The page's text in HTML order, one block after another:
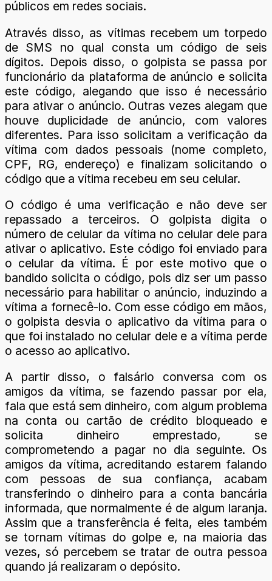
públicos em redes sociais.
Através disso, as vítimas recebem um torpedo
de SMS no qual consta um código de seis
dígitos. Depois disso, o golpista se passa por
funcionário da plataforma de anúncio e solicita
este código, alegando que isso é necessário
para ativar o anúncio. Outras vezes alegam que
houve duplicidade de anúncio, com valores
diferentes. Para isso solicitam a verificação da
vítima com dados pessoais (nome completo,
CPF, RG, endereço) e finalizam solicitando o
código que a vítima recebeu em seu celular.
O código é uma verificação e não deve ser
repassado a terceiros. O golpista digita o
número de celular da vítima no celular dele para
ativar o aplicativo. Este código foi enviado para
o celular da vítima. É por este motivo que o
bandido solicita o código, pois diz ser um passo
necessário para habilitar o anúncio, induzindo a
vítima a fornecê-lo. Com esse código em mãos,
o golpista desvia o aplicativo da vítima para o
que foi instalado no celular dele e a vítima perde
o acesso ao aplicativo.
A partir disso, o falsário conversa com os
amigos da vítima, se fazendo passar por ela,
fala que está sem dinheiro, com algum problema
na conta ou cartão de crédito bloqueado e
solicita dinheiro emprestado, se
comprometendo a pagar no dia seguinte. Os
amigos da vítima, acreditando estarem falando
com pessoas de sua confiança, acabam
transferindo o dinheiro para a conta bancária
informada, que normalmente é de algum laranja.
Assim que a transferência é feita, eles também
se tornam vítimas do golpe e, na maioria das
vezes, só percebem se tratar de outra pessoa
quando já realizaram o depósito.